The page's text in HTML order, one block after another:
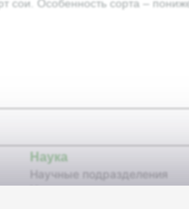
сои. Особенность сорта –
Наука
Научные подразделения
Научные издания